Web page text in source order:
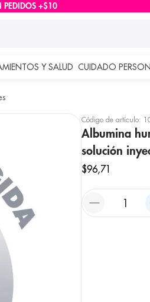
PEDIDOS +$10
Y SALUD CUIDADO
Código de artículo:
Albumina
solución
$96,71